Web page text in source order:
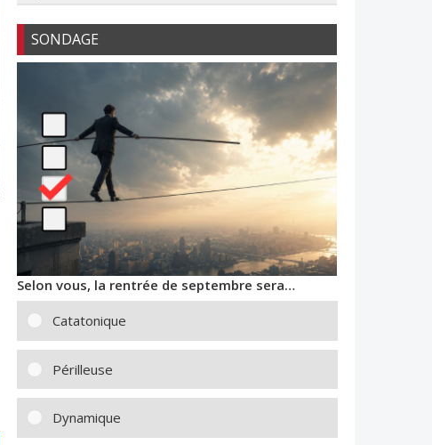
SONDAGE
Selon vous, la rentrée de septembre sera…
Catatonique
Périlleuse
Dynamique